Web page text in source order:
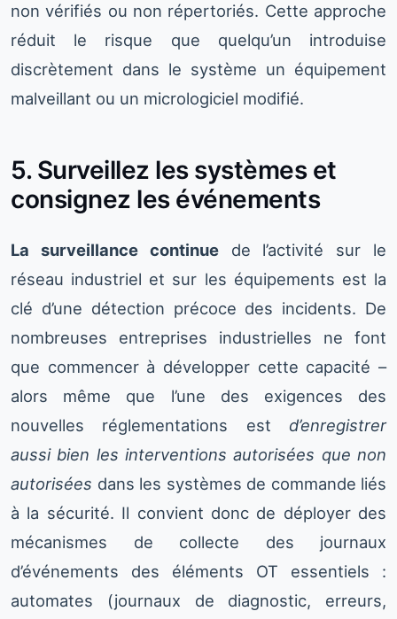
non vérifiés ou non répertoriés. Cette approche
réduit le risque que quelqu’un introduise
discrètement dans le système un équipement
malveillant ou un micrologiciel modifié.
5. Surveillez les systèmes et
consignez les événements
La surveillance continuede l’activité sur le
réseau industriel et sur les équipements est la
clé d’une détection précoce des incidents. De
nombreuses entreprises industrielles ne font
que commencer à développer cette capacité –
alors même que l’une des exigences des
nouvelles réglementations est d’enregistrer
aussi bien les interventions autorisées que non
autorisées dans les systèmes de commande liés
à la sécurité. Il convient donc de déployer des
mécanismes de collecte des journaux
d’événements des éléments OT essentiels :
automates (journaux de diagnostic, erreurs,